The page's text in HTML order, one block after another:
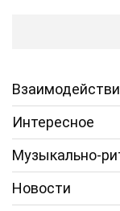
Интересное
Музыкально-
Новости